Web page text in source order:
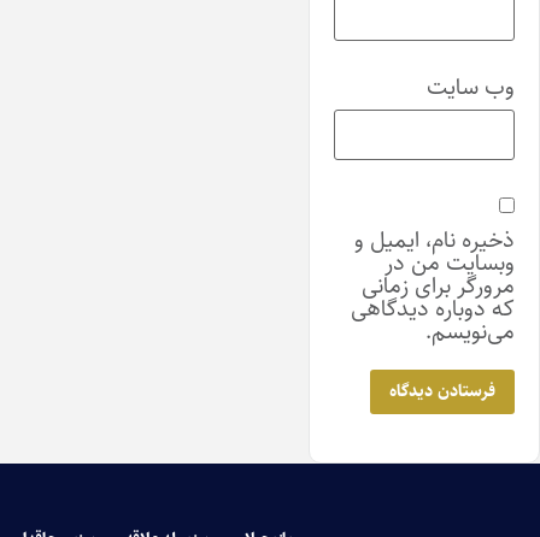
وب‌ سایت
ذخیره نام، ایمیل و
وبسایت من در
مرورگر برای زمانی
که دوباره دیدگاهی
می‌نویسم.